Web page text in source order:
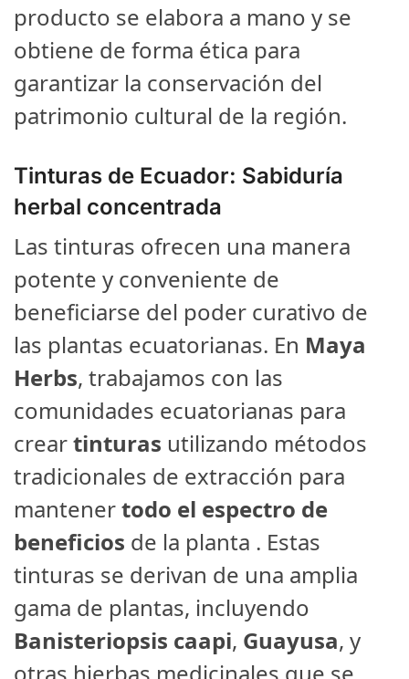
producto se elabora a mano y se
obtiene de forma ética para
garantizar la conservación del
patrimonio cultural de la región.
Tinturas de Ecuador: Sabiduría
herbal concentrada
Las tinturas ofrecen una manera
potente y conveniente de
beneficiarse del poder curativo de
las plantas ecuatorianas. En Maya
Herbs, trabajamos con las
comunidades ecuatorianas para
creartinturas utilizando métodos
tradicionales de extracción para
mantenertodo el espectro de
beneficios de la planta . Estas
tinturas se derivan de una amplia
gama de plantas, incluyendo
Banisteriopsis caapi, Guayusa, y
otras hierbas medicinales que se